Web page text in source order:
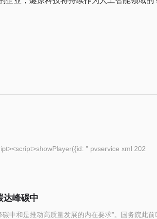
">< script><script>showPlayer({id: " pvservice xml 202
达峰碳中
中和是推动高质量发展的内在要求”。国务院此前